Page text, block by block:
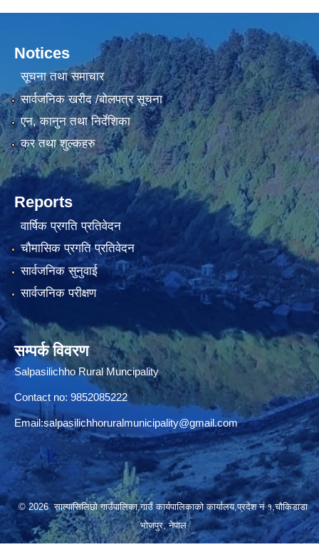
Notices
सूचना तथा समाचार
सार्वजनिक खरीद /बोलपत्र सूचना
एन, कानुन तथा निर्देशिका
कर तथा शुल्कहरु
Reports
वार्षिक प्रगति प्रतिवेदन
चौमासिक प्रगति प्रतिवेदन
सार्वजनिक सुनुवाई
सार्वजनिक परीक्षण
सम्पर्क विवरण
Salpasilichho Rural Muncipality
Contact no: 9852085222
Email:salpasilichhoruralmunicipality@gmail.com
© 2026 साल्पासिलिछो गाउँपालिका,गाउँ कार्यपालिकाको कार्यालय,प्रदेश नं १,चौकिडाडा
भोजपुर, नेपाल